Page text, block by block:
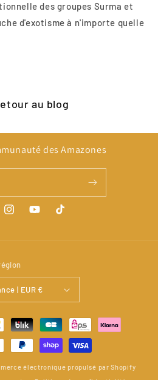
des groupes Surma et
d'exotisme à n'importe quelle
au blog
des Amazones
InstagramYouTubeTikTok
France | EUR €
électronique propulsé par Shopify